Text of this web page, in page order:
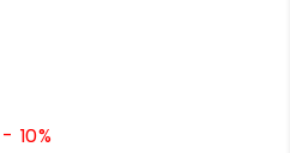
- 10%